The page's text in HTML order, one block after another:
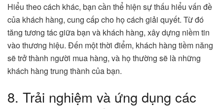
Hiểu theo cách khác, bạn cần thể hiện sự thấu hiểu vấn đề
của khách hàng, cung cấp cho họ cách giải quyết. Từ đó
tăng tương tác giữa bạn và khách hàng, xây dựng niềm tin
vào thương hiệu. Đến một thời điểm, khách hàng tiềm năng
sẽ trở thành người mua hàng, và họ thường sẽ là những
khách hàng trung thành của bạn.
8. Trải nghiệm và ứng dụng các